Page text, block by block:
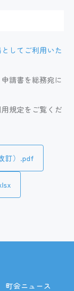
してご利用いた
請書を総務宛に
規定をご覧くだ
訂）.pdf
町会ニュース